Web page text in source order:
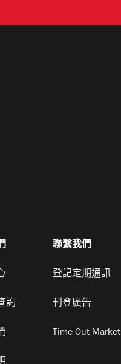
詢
聯繫我們
登記定期通訊
刊登廣告
Time Out Market